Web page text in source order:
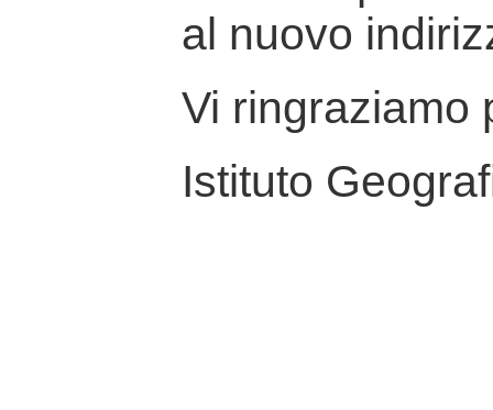
al nuovo
Vi ringraziamo
Istituto